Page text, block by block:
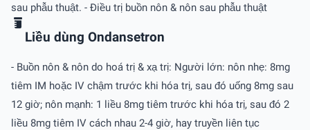
sau phẫu thuật. - Ðiều trị buồn nôn & nôn sau phẫu thuật
Liều dùng Ondansetron
- Buồn nôn & nôn do hoá trị & xạ trị: Người lớn: nôn nhẹ: 8mg
tiêm IM hoặc IV chậm trước khi hóa trị, sau đó uống 8mg sau
12 giờ; nôn mạnh: 1 liều 8mg tiêm trước khi hóa trị, sau đó 2
liều 8mg tiêm IV cách nhau 2-4 giờ, hay truyền liên tục